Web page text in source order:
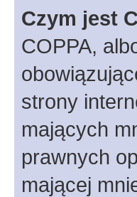
Czym jest
COPPA,
strony
mających
prawnych
mającej